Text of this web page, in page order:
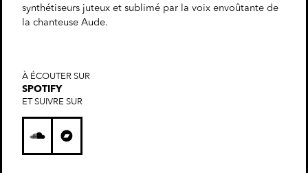
synthétiseurs juteux et sublimé par la voix envoûtante de
la chanteuse Aude.
À ÉCOUTER SUR
SPOTIFY
ET SUIVRE SUR